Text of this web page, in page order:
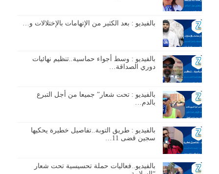
بالفيديو : بعد الكثير من الإتهامات بالإختلالات و…
بالفيديو : وسط أجواء حماسية..تنظيم نهائيات
دوري الصداقة…
بالفيديو : تحت شعار” جميعا من أجل التبرع
بالدم…
بالفيديو : طريق التوبة..تفاصيل خطيرة يحكيها
سجين قضى 11…
بالفيديو..فعاليات حملة تحسيسية تحت شعار